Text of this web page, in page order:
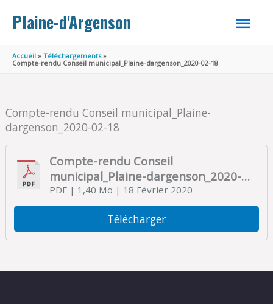
Plaine-d'Argenson
MENU
Accueil
Téléchargements
Compte-rendu Conseil municipal_Plaine-dargenson_2020-02-18
Compte-rendu Conseil municipal_Plaine-
dargenson_2020-02-18
Compte-rendu Conseil
municipal_Plaine-dargenson_2020-
02-18
PDF | 1,40 Mo | 18 Février 2020
Télécharger